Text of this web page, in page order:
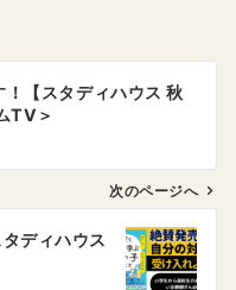
【スタディハウス 秋
TV＞
次のページへ
ディハウス